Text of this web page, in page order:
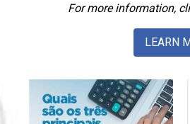
For more information,
LEARN